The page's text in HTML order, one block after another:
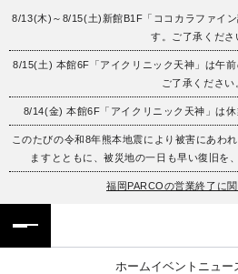
8/13(木)～8/15(土)新館B1F「ココカラファイ
す。ご了承くださ
8/15(土) 本館6F「アイクリニック天神」は午前
ご了承ください
8/14(金) 本館6F「アイクリニック天神」は休
このたびの令和8年熊本地震により被害にあわ
ますとともに、被災地の一日も早い復旧を
福岡PARCOの営業終了に
ホームイベント ニュー
フロアガイド
施設案内・アクセス
イベント・ポップアップ
レストラン・カフェ
ENGLISH
繁体字
簡体字
ภาษาไทย